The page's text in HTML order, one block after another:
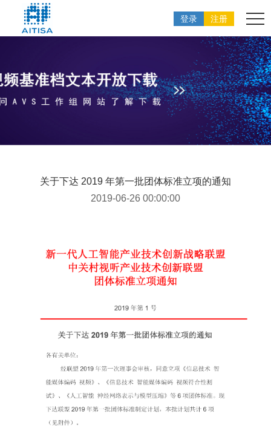
登录 注册
关于下达 2019 年第一批团体标准立项的通知
2019-06-26 00:00:00